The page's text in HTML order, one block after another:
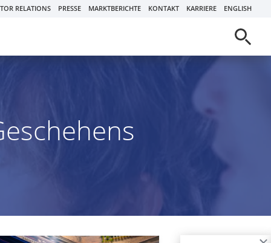
RELATIONS PRESSE MARKTBERICHTE KONTAKT KARRIERE ENGLISH